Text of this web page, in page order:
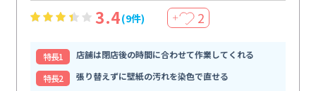
3.4(9件) ＋ 2
特⻑1
店舗は閉店後の時間に合わせて作業してくれる
特⻑2
張り替えずに壁紙の汚れを染色で直せる